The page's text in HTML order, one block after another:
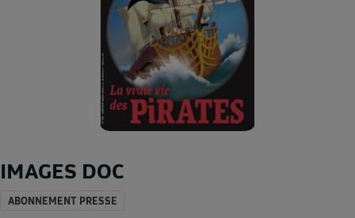
IMAGES DOC
ABONNEMENT PRESSE